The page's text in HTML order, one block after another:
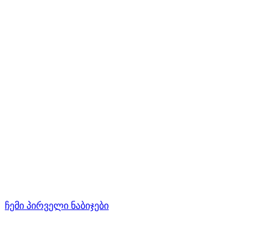
ჩემი პირველი ნაბიჯები